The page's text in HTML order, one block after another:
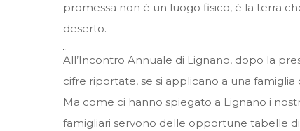
promessa non è un luogo fisico, è la terra
deserto.
All’Incontro Annuale di Lignano, dopo la
cifre riportate, se si applicano a una
Ma come ci hanno spiegato a Lignano i
famigliari servono delle opportune tabelle